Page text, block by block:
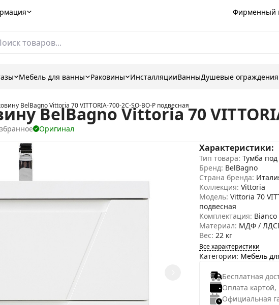
Фирменный
Мебель для ванны Раковины ИнсталляцииВанныДушевые ограждения
BelBagno Vittoria 70 VITTORIA-700-2C-SO-BO-P подвесная
BelBagno Vittoria 70
Оригинал
Характеристики:
Тип товара: Тумба
Бренд: BelBagno
Страна бренда:
Коллекция: Vittoria
Модель: Vittoria 70
подвесная
Комплектация:
Материал: МДФ /
Вес: 22 кг
Все характеристики
Категории: Мебель
Бесплатная
Оплата
Официальная